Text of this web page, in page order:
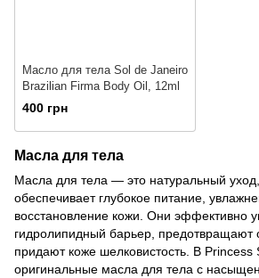
Масло для тела Sol de Janeiro
Brazilian Firma Body Oil, 12ml
400 грн
Масла для тела
Масла для тела — это натуральный
обеспечивает глубокое питание,
восстановление кожи. Они эффективно
гидролипидный барьер, предотвращают
придают коже шелковистость. В Princess
оригинальные масла для тела с